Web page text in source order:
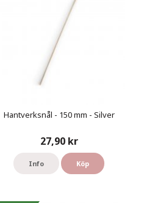
Hantverksnål - 150 mm - Silver
27,90 kr
Info Köp